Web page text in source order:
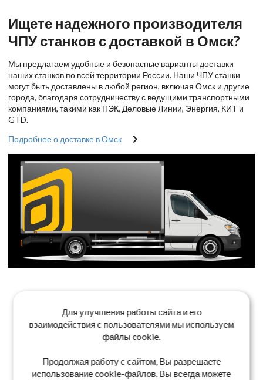
Ищете надежного производителя
ЧПУ станков с доставкой в Омск?
Мы предлагаем удобные и безопасные варианты доставки
наших станков по всей территории России. Наши ЧПУ станки
могут быть доставлены в любой регион, включая Омск и другие
города, благодаря сотрудничеству с ведущими транспортными
компаниями, такими как ПЭК, Деловые Линии, Энергия, КИТ и
GTD.
Подробнее о доставке в Омск
Для улучшения работы сайта и его
взаимодействия с пользователями мы используем
файлы cookie.
Продолжая работу с сайтом, Вы разрешаете
использование cookie-файлов. Вы всегда можете